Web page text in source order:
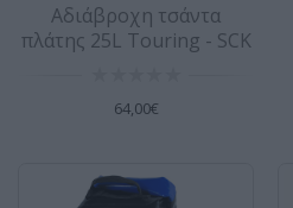
Άνετη τσάντα
θαλάσσια
87,00€
Αδιάβροχη τσάντα
πλάτης 25L Touring - SCK
64,00€